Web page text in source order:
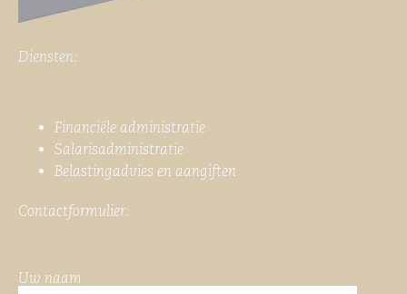
Diensten:
Financiële administratie
Salarisadministratie
Belastingadvies en aangiften
Contactformulier:
Uw naam